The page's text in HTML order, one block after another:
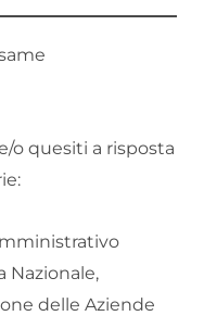
o quesiti a risposta
Nazionale,
delle Aziende